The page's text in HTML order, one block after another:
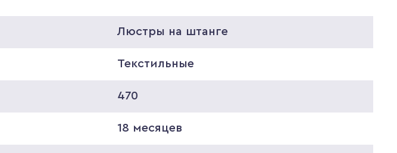
Люстры на штанге
Текстильные
470
18 месяцев